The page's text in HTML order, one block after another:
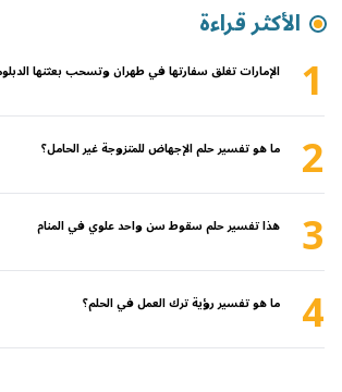
الأكثر قراءة
1 الإمارات تغلق سفارتها في طهران وتسحب بعثتها
2 ما هو تفسير حلم الإجهاض للمتزوجة غير الحامل؟
3 هذا تفسير حلم سقوط سن واحد علوي في المنام
4 ما هو تفسير رؤية ترك العمل في الحلم؟